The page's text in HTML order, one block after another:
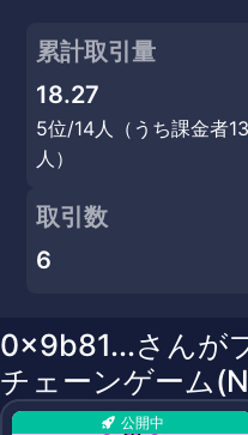
累計取引量
18.27
5位/14人（うち課金者13
人）
取引数
6
0x9b81...さんが
チェーンゲーム
公開中